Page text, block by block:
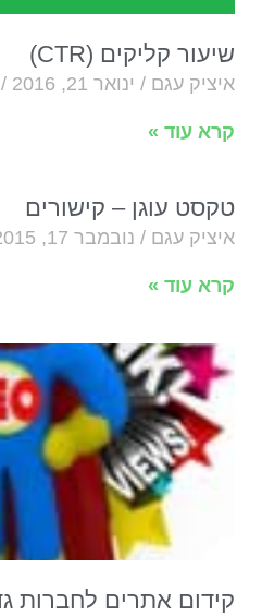
שיעור קליקים (CTR)
איציק עגם ינואר 21, 2016
קרא עוד »
טקסט עוגן – קישורים
איציק עגם נובמבר 17, 2015
קרא עוד »
קידום אתרים לחברות